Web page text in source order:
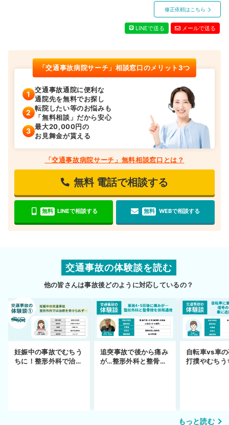
修正依頼はこちら
LINEで送る メールで送る
「交通事故病院サーチ」相談窓口のメリット3つ
交通事故通院に便利な
通院先を無料でお探し
転院したい等のお悩みも
「無料相談」だから安心
最大20,000円の
お見舞金が貰える
「交通事故病院サーチ」無料相談窓口とは？
無料 電話で相談する
無料 LINEで相談する 無料 WEBで相談する
交通事故の体験談を読む
他の皆さんは事故後どのように対応しているの？
妊娠中の事故でむちう
ちに！整形外科で治療
追突事故で後から痛み
が…整形外科と整骨院
自転車vs車
打撲やむちう
もっと読む